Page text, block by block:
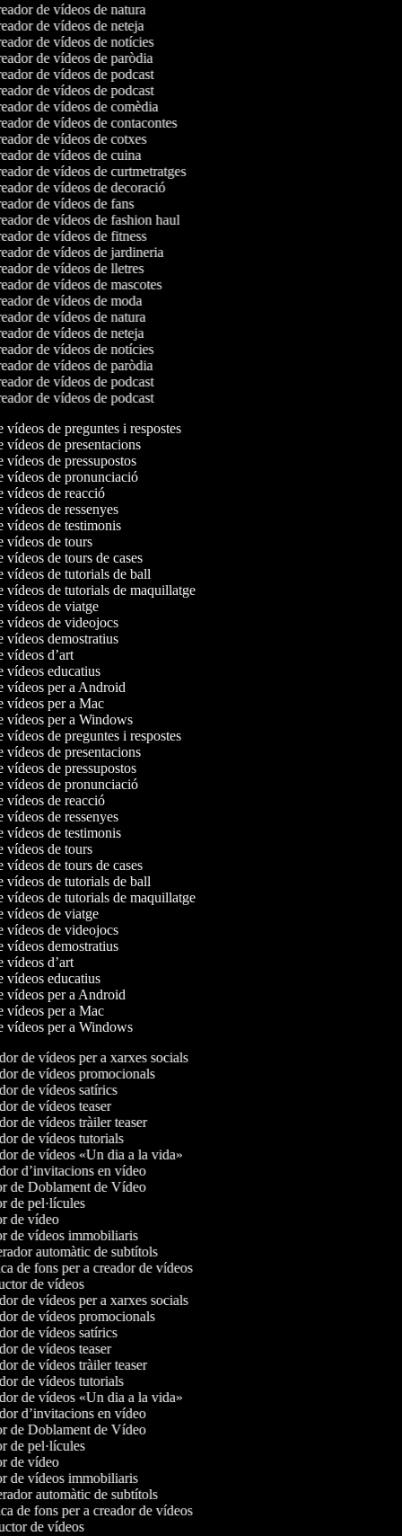
de vídeos de natura
de vídeos de neteja
de vídeos de notícies
de vídeos de paròdia
de vídeos de podcast
de vídeos de podcast
de vídeos de comèdia
de vídeos de contacontes
de vídeos de cotxes
de vídeos de cuina
de vídeos de curtmetratges
de vídeos de decoració
de vídeos de fans
de vídeos de fashion haul
de vídeos de fitness
de vídeos de jardineria
de vídeos de lletres
de vídeos de mascotes
de vídeos de moda
de vídeos de natura
de vídeos de neteja
de vídeos de notícies
de vídeos de paròdia
de vídeos de podcast
de vídeos de podcast
vídeos de preguntes i respostes
vídeos de presentacions
vídeos de pressupostos
vídeos de pronunciació
vídeos de reacció
vídeos de ressenyes
vídeos de testimonis
vídeos de tours
vídeos de tours de cases
vídeos de tutorials de ball
vídeos de tutorials de maquillatge
vídeos de viatge
vídeos de videojocs
vídeos demostratius
vídeos d’art
vídeos educatius
vídeos per a Android
vídeos per a Mac
vídeos per a Windows
vídeos de preguntes i respostes
vídeos de presentacions
vídeos de pressupostos
vídeos de pronunciació
vídeos de reacció
vídeos de ressenyes
vídeos de testimonis
vídeos de tours
vídeos de tours de cases
vídeos de tutorials de ball
vídeos de tutorials de maquillatge
vídeos de viatge
vídeos de videojocs
vídeos demostratius
vídeos d’art
vídeos educatius
vídeos per a Android
vídeos per a Mac
vídeos per a Windows
de vídeos per a xarxes socials
de vídeos promocionals
de vídeos satírics
de vídeos teaser
de vídeos tràiler teaser
de vídeos tutorials
de vídeos «Un dia a la vida»
d’invitacions en vídeo
de Doblament de Vídeo
de pel·lícules
de vídeo
de vídeos immobiliaris
automàtic de subtítols
de fons per a creador de vídeos
de vídeos
de vídeos per a xarxes socials
de vídeos promocionals
de vídeos satírics
de vídeos teaser
de vídeos tràiler teaser
de vídeos tutorials
de vídeos «Un dia a la vida»
d’invitacions en vídeo
de Doblament de Vídeo
de pel·lícules
de vídeo
de vídeos immobiliaris
automàtic de subtítols
de fons per a creador de vídeos
de vídeos